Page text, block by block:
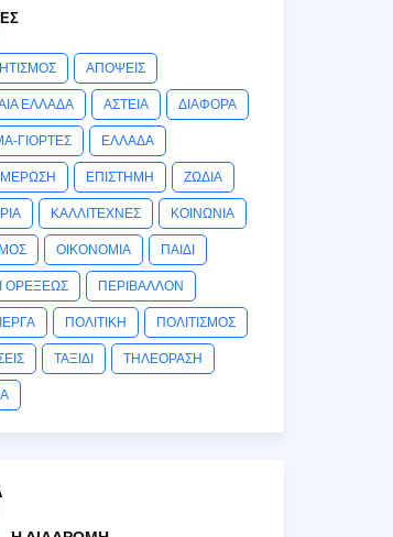
ΑΠΟΨΕΙΣ
ΕΛΛΑΔΑ ΑΣΤΕΙΑ ΔΙΑΦΟΡΑ
ΓΙΟΡΤΕΣ ΕΛΛΑΔΑ
ΕΠΙΣΤΗΜΗ ΖΩΔΙΑ
ΚΑΛΛΙΤΕΧΝΕΣ ΚΟΙΝΩΝΙΑ
ΟΙΚΟΝΟΜΙΑ ΠΑΙΔΙ
ΟΡΕΞΕΩΣ ΠΕΡΙΒΑΛΛΟΝ
ΠΟΛΙΤΙΚΗ ΠΟΛΙΤΙΣΜΟΣ
ΤΑΞΙΔΙ ΤΗΛΕΟΡΑΣΗ